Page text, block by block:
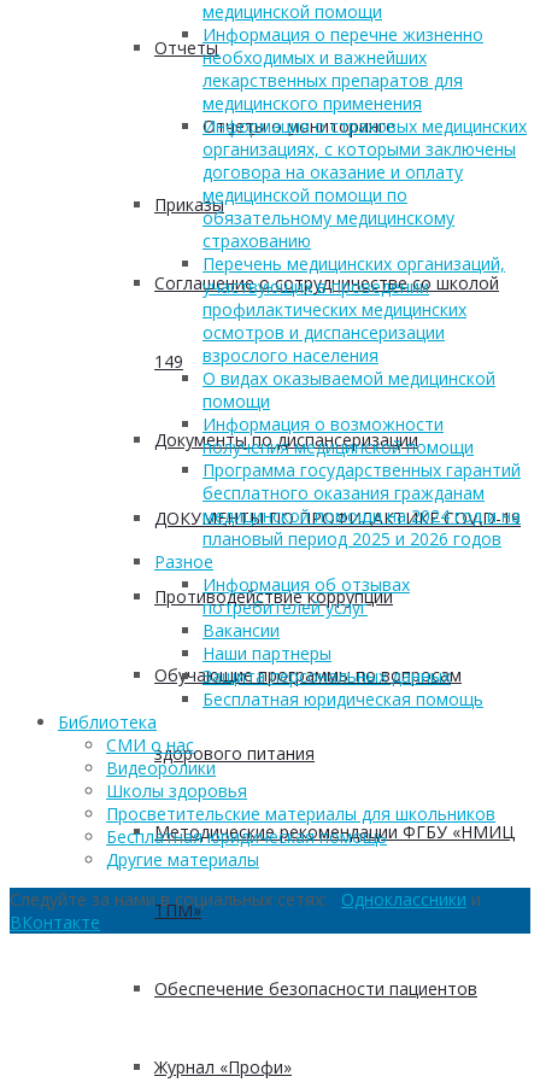
Отчеты
Отчеты о мониторинге
Приказы
Соглашение о сотрудничестве со школой
149
Документы по диспансеризации
ДОКУМЕНТЫ ПО ПРОФИЛАКТИКЕ COVID-19
Противодействие коррупции
Обучающие программы по вопросам
здорового питания
Методические рекомендации ФГБУ «НМИЦ
ТПМ»
Обеспечение безопасности пациентов
Журнал «Профи»
медицинской помощи
Информация о перечне жизненно
необходимых и важнейших
лекарственных препаратов для
медицинского применения
Информация о страховых медицинских
организациях, с которыми заключены
договора на оказание и оплату
медицинской помощи по
обязательному медицинскому
страхованию
Перечень медицинских организаций,
участвующих в проведении
профилактических медицинских
осмотров и диспансеризации
взрослого населения
О видах оказываемой медицинской
помощи
Информация о возможности
получения медицинской помощи
Программа государственных гарантий
бесплатного оказания гражданам
медицинской помощи на 2024 год и на
плановый период 2025 и 2026 годов
Разное
Информация об отзывах
потребителей услуг
Вакансии
Наши партнеры
Защита персональных данных
Бесплатная юридическая помощь
Библиотека
СМИ о нас
Видеоролики
Школы здоровья
Просветительские материалы для школьников
Бесплатная юридическая помощь
Другие материалы
Следуйте за нами в социальных сетях: Одноклассники и
ВКонтакте